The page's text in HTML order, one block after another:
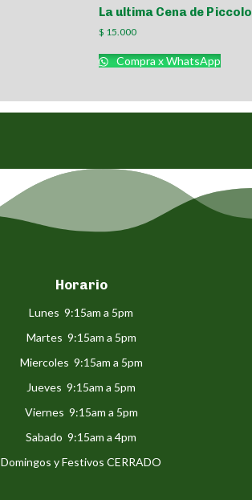
La ultima Cena de Piccolo
$ 15.000
Compra x WhatsApp
Horario
Lunes 9:15am a 5pm
Martes 9:15am a 5pm
Miercoles 9:15am a 5pm
Jueves 9:15am a 5pm
Viernes 9:15am a 5pm
Sabado 9:15am a 4pm
Domingos y Festivos CERRADO